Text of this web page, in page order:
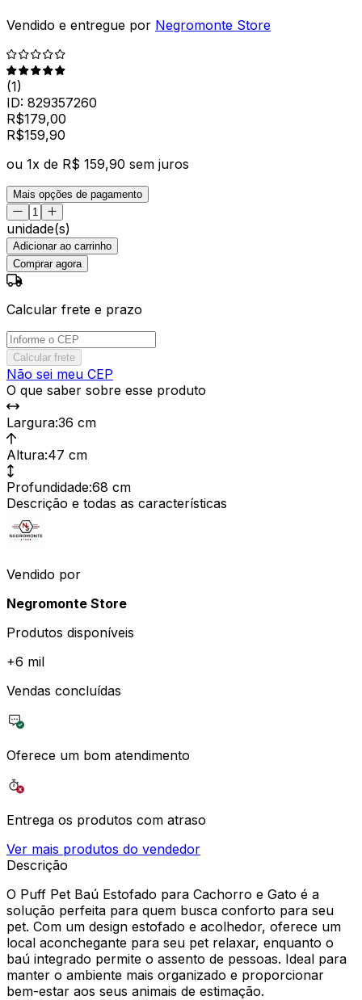
Vendido e entregue por Negromonte Store
(1)
ID: 829357260
R$179,00
R$159,90
ou 1x de R$ 159,90 sem juros
Mais opções de pagamento
unidade(s)
Adicionar ao carrinho
Comprar agora
Calcular frete e prazo
Calcular frete
Não sei meu CEP
O que saber sobre esse produto
Largura:36 cm
Altura:47 cm
Profundidade:68 cm
Descrição e todas as características
Vendido por
Negromonte Store
Produtos disponíveis
+6 mil
Vendas concluídas
Oferece um bom atendimento
Entrega os produtos com atraso
Ver mais produtos do vendedor
Descrição
O Puff Pet Baú Estofado para Cachorro e Gato é a
solução perfeita para quem busca conforto para seu
pet. Com um design estofado e acolhedor, oferece um
local aconchegante para seu pet relaxar, enquanto o
baú integrado permite o assento de pessoas. Ideal para
manter o ambiente mais organizado e proporcionar
bem-estar aos seus animais de estimação.